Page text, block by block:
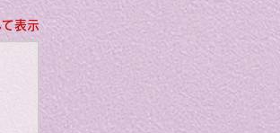
て表示